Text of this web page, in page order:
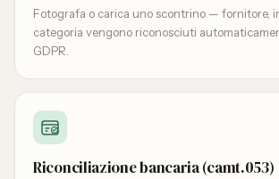
Fotografa o carica uno scontrino — fornitore,
categoria vengono riconosciuti
GDPR.
Riconciliazione bancaria (camt.053)